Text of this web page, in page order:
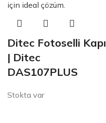
Ditec Fotoselli Kapı
| Ditec
DAS107PLUS
Stokta var